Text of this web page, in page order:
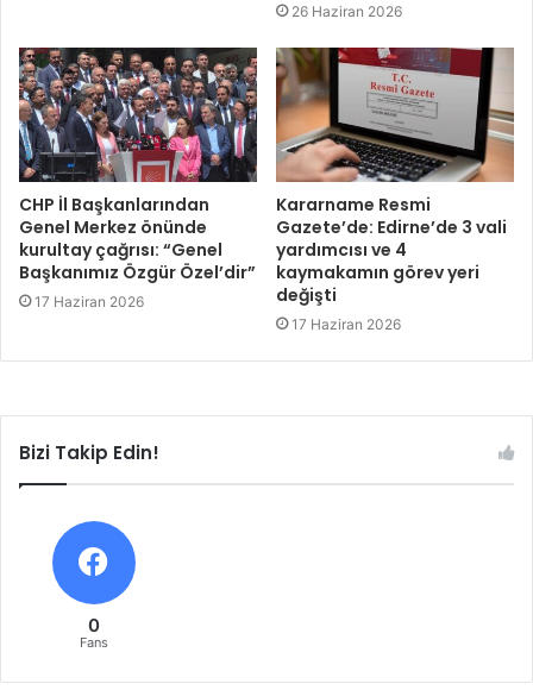
26 Haziran 2026
CHP İl Başkanlarından
Genel Merkez önünde
kurultay çağrısı: “Genel
Başkanımız Özgür Özel’dir”
17 Haziran 2026
Kararname Resmi
Gazete’de: Edirne’de 3 vali
yardımcısı ve 4
kaymakamın görev yeri
değişti
17 Haziran 2026
Bizi Takip Edin!
0
Fans